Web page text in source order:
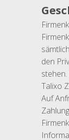
den
Talixo
Auf